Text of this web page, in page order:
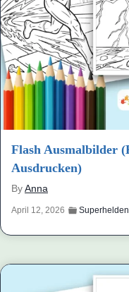
Flash Ausmalbilder
Ausdrucken)
ByAnna
April 12, 2026